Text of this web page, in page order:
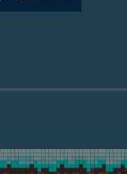
&#8211;